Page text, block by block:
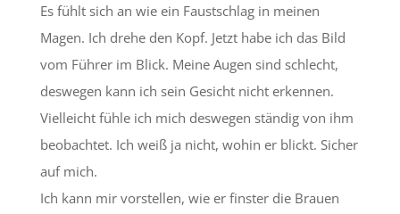
Es fühlt sich an wie ein Faustschlag in meinen
Magen. Ich drehe den Kopf. Jetzt habe ich das Bild
vom Führer im Blick. Meine Augen sind schlecht,
deswegen kann ich sein Gesicht nicht erkennen.
Vielleicht fühle ich mich deswegen ständig von ihm
beobachtet. Ich weiß ja nicht, wohin er blickt. Sicher
auf mich.
Ich kann mir vorstellen, wie er finster die Brauen